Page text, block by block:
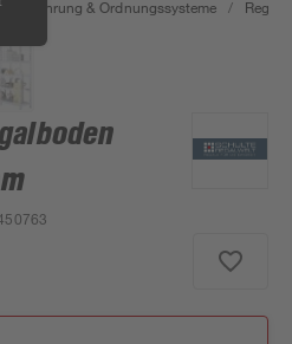
& Ordnungssysteme / Regale